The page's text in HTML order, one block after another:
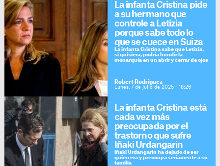
La infanta Cristina pide
a su hermano que
controle a Letizia
porque sabe todo lo
que se cuece en Suiza
La infanta Cristina sabe que Letizia,
si quisiera, podría hundir la
monarquía en un abrir y cerrar de ojos
Robert Rodríguez
Lunes, 7 de julio de 2025 - 18:26
La infanta Cristina está
cada vez más
preocupada por el
trastorno que sufre
Iñaki Urdangarin
Iñaki Urdangarin ha dejado de ser
quien era y preocupa seriamente a su
familia